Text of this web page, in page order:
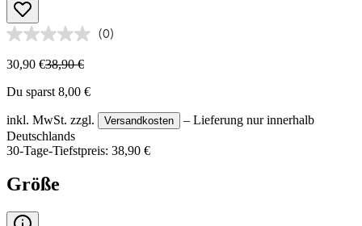
(0)
30,90 €38,90 €
Du sparst 8,00 €
inkl. MwSt. zzgl. Versandkosten
– Lieferung nur innerhalb
Deutschlands
30-Tage-Tiefstpreis: 38,90 €
Größe